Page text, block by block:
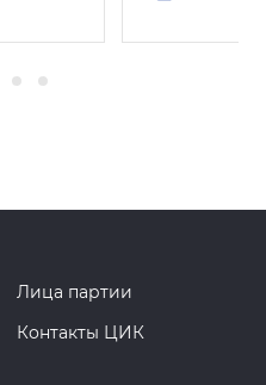
Лица партии
Контакты ЦИК